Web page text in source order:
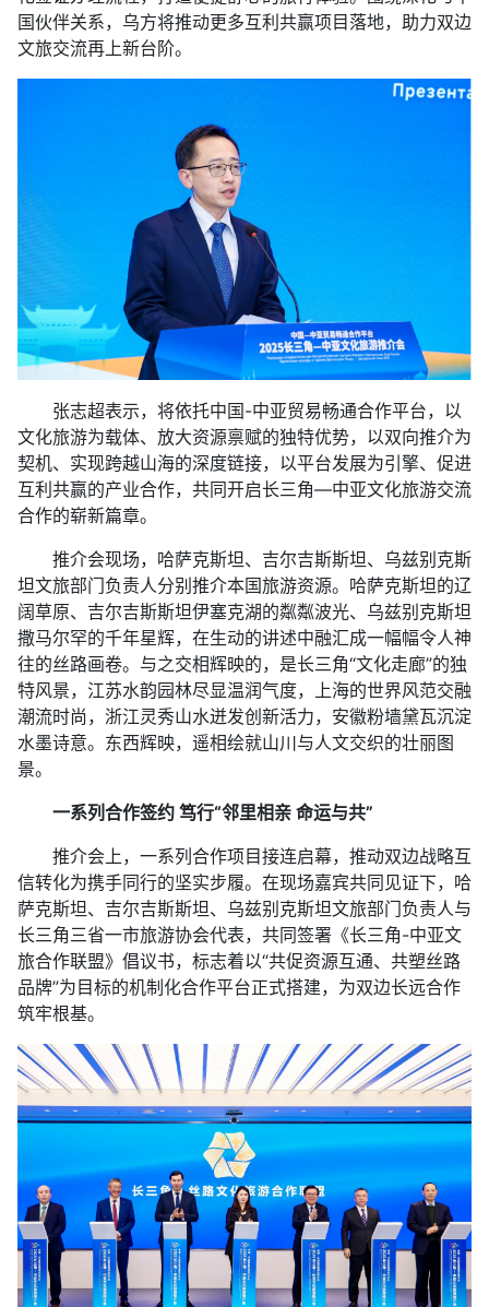
国伙伴关系，乌方将推动更多互利共赢项目落地，助力双边
文旅交流再上新台阶。
张志超表示，将依托中国-中亚贸易畅通合作平台，以
文化旅游为载体、放大资源禀赋的独特优势，以双向推介为
契机、实现跨越山海的深度链接，以平台发展为引擎、促进
互利共赢的产业合作，共同开启长三角—中亚文化旅游交流
合作的崭新篇章。
推介会现场，哈萨克斯坦、吉尔吉斯斯坦、乌兹别克斯
坦文旅部门负责人分别推介本国旅游资源。哈萨克斯坦的辽
阔草原、吉尔吉斯斯坦伊塞克湖的粼粼波光、乌兹别克斯坦
撒马尔罕的千年星辉，在生动的讲述中融汇成一幅幅令人神
往的丝路画卷。与之交相辉映的，是长三角“文化走廊”的独
特风景，江苏水韵园林尽显温润气度，上海的世界风范交融
潮流时尚，浙江灵秀山水迸发创新活力，安徽粉墙黛瓦沉淀
水墨诗意。东西辉映，遥相绘就山川与人文交织的壮丽图
景。
一系列合作签约 笃行“邻里相亲 命运与共”
推介会上，一系列合作项目接连启幕，推动双边战略互
信转化为携手同行的坚实步履。在现场嘉宾共同见证下，哈
萨克斯坦、吉尔吉斯斯坦、乌兹别克斯坦文旅部门负责人与
长三角三省一市旅游协会代表，共同签署《长三角-中亚文
旅合作联盟》倡议书，标志着以“共促资源互通、共塑丝路
品牌”为目标的机制化合作平台正式搭建，为双边长远合作
筑牢根基。